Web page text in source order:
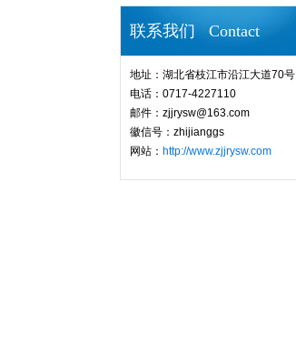
联系我们 Contact
地址：湖北省枝江市沿江大道70号
电话：0717-4227110
邮件：zjjrysw@163.com
徽信号：zhijianggs
网站： http://www.zjjrysw.com